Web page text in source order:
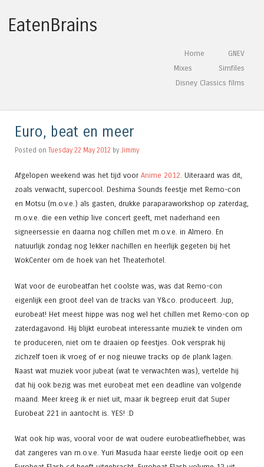
EatenBrains
Menu
Skip to contentHome
GNEV
Mixes
Simfiles
Disney Classics films
Euro, beat en meer
Posted on Tuesday 22 May 2012 by Jimmy
Afgelopen weekend was het tijd voor Anime 2012. Uiteraard was dit,
zoals verwacht, supercool. Deshima Sounds feestje met Remo-con
en Motsu (m.o.v.e.) als gasten, drukke paraparaworkshop op zaterdag,
m.o.v.e. die een vethip live concert geeft, met naderhand een
signeersessie en daarna nog chillen met m.o.v.e. in Almero. En
natuurlijk zondag nog lekker nachillen en heerlijk gegeten bij het
WokCenter om de hoek van het Theaterhotel.
Wat voor de eurobeatfan het coolste was, was dat Remo-con
eigenlijk een groot deel van de tracks van Y&co. produceert. Jup,
eurobeat! Het meest hippe was nog wel het chillen met Remo-con op
zaterdagavond. Hij blijkt eurobeat interessante muziek te vinden om
te produceren, niet om te draaien op feestjes. Ook versprak hij
zichzelf toen ik vroeg of er nog nieuwe tracks op de plank lagen.
Naast wat muziek voor jubeat (wat te verwachten was), vertelde hij
dat hij ook bezig was met eurobeat met een deadline van volgende
maand. Meer kreeg ik er niet uit, maar ik begreep eruit dat Super
Eurobeat 221 in aantocht is. YES! :D
Wat ook hip was, vooral voor de wat oudere eurobeatliefhebber, was
dat zangeres van m.o.v.e. Yuri Masuda haar eerste liedje ooit op een